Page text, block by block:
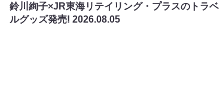
鈴川絢子×JR東海リテイリング・プラスのトラベ
ルグッズ発売!2026.08.05